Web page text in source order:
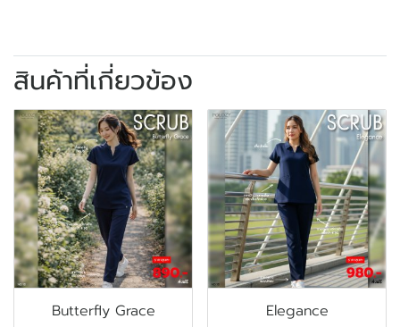
สินค้าที่เกี่ยวข้อง
Butterfly Grace Elegance